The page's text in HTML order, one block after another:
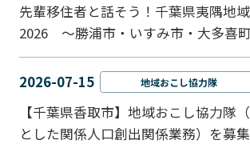
先輩移住者と話そう！千葉県夷隅地
2026 ～勝浦市・いすみ市・大多喜
2026-07-15 地域おこし協力隊
【千葉県香取市】地域おこし協力隊
とした関係人口創出関係業務）を募